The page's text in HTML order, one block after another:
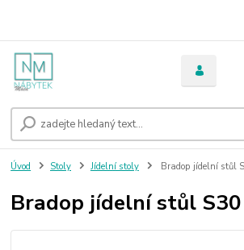
Úvod Stoly Jídelní stoly Bradop jídelní stůl
Bradop jídelní stůl S30